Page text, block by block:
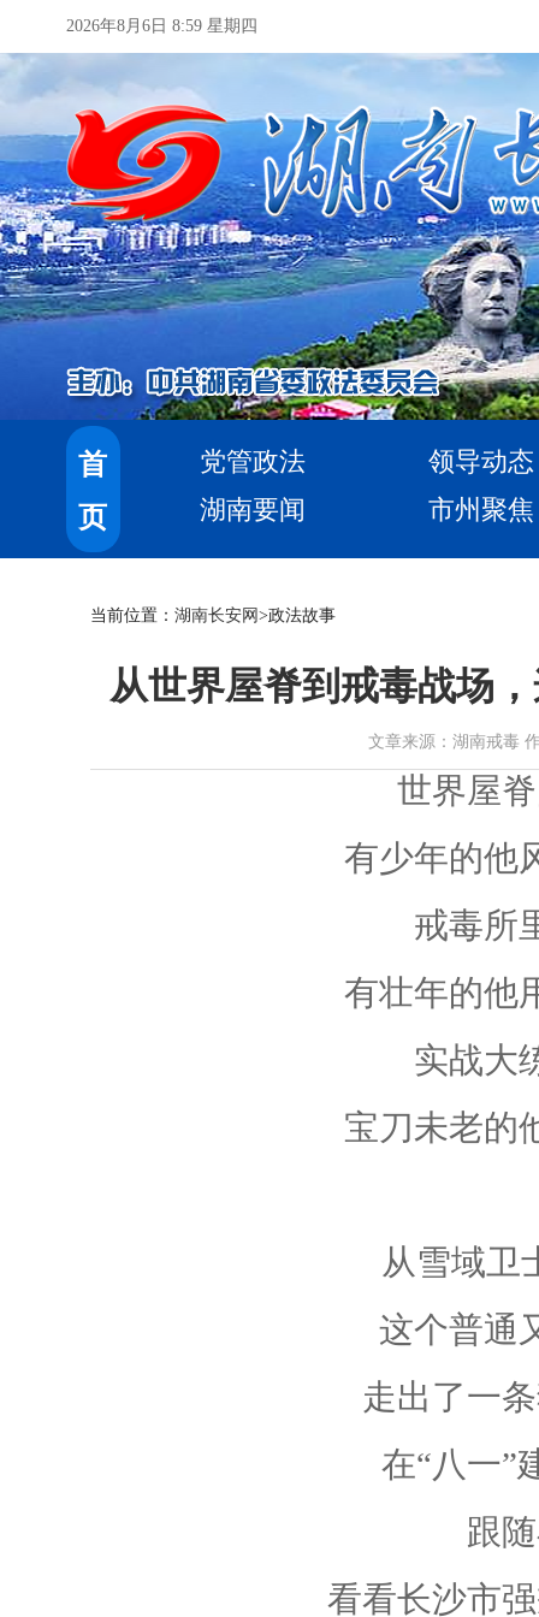
2026年8月6日 8:59 星期四
首
页
党管政法
领导动态
湖南要闻
市州聚焦
当前位置： 湖南长安网 >政法故事
从世界屋脊到戒毒战场
文章来源：湖南戒毒
世界屋
有少年的他
戒毒所
有壮年的他
实战大
宝刀未老的
从雪域卫
这个普通
走出了一
在“八一”
跟
看看长沙市